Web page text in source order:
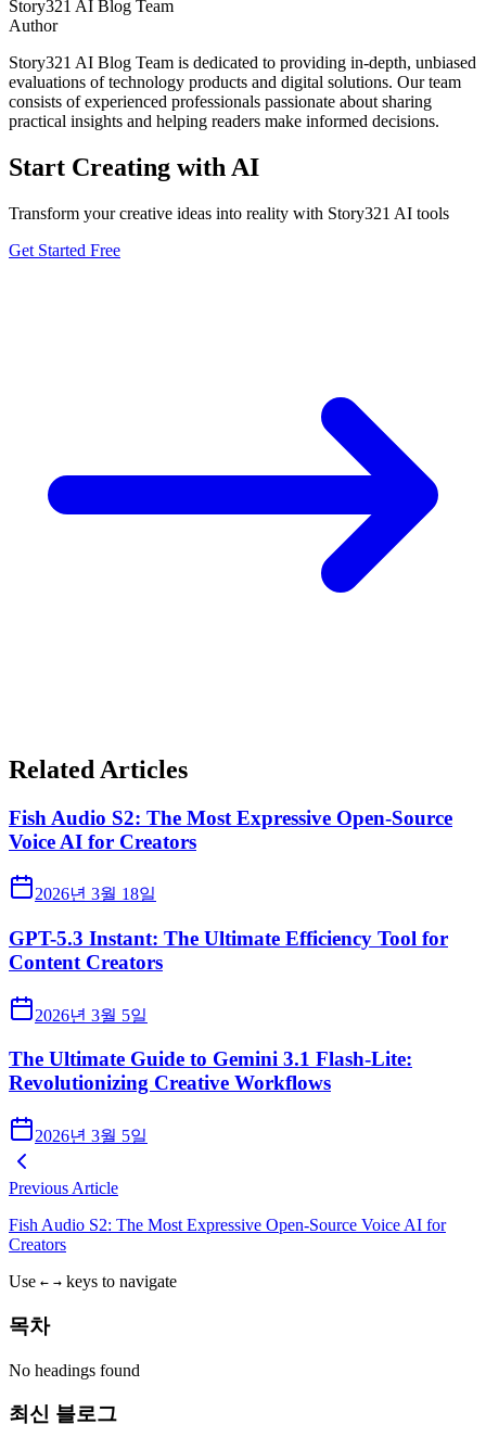
Story321 AI Blog Team
Author
Story321 AI Blog Team is dedicated to providing in-depth, unbiased
evaluations of technology products and digital solutions. Our team
consists of experienced professionals passionate about sharing
practical insights and helping readers make informed decisions.
Start Creating with AI
Transform your creative ideas into reality with Story321 AI tools
Get Started Free
Related Articles
Fish Audio S2: The Most Expressive Open-Source
Voice AI for Creators
2026년 3월 18일
GPT-5.3 Instant: The Ultimate Efficiency Tool for
Content Creators
2026년 3월 5일
The Ultimate Guide to Gemini 3.1 Flash-Lite:
Revolutionizing Creative Workflows
2026년 3월 5일
Previous Article
Fish Audio S2: The Most Expressive Open-Source Voice AI for
Creators
Use ← → keys to navigate
목차
No headings found
최신 블로그